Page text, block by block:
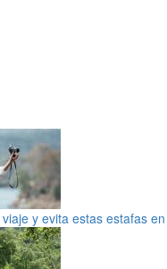
y evita estas estafas